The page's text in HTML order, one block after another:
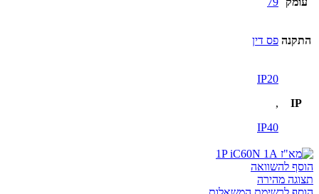
התקנה פס דין
IP
IP20
,
IP40
הוסף להשוואה
תצוגה מהירה